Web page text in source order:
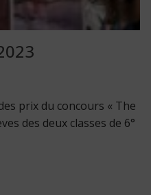
prix du concours « The
des deux classes de 6°